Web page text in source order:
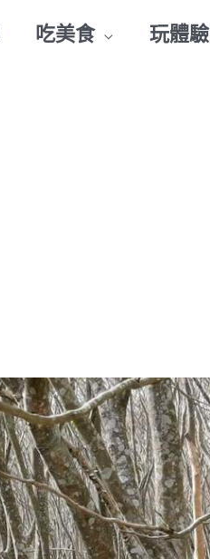
吃美食 玩體驗